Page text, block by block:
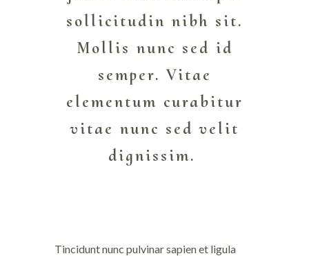
sollicitudin nibh sit.
Mollis nunc sed id
semper. Vitae
elementum curabitur
vitae nunc sed velit
dignissim.
Tincidunt nunc pulvinar sapien et ligula